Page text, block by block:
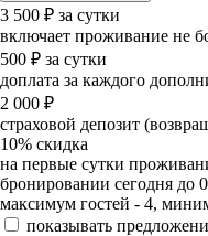
3 500 ₽ за сутки
включает проживание не
500 ₽ за сутки
доплата за каждого
2 000 ₽
страховой депозит
10% скидка
на первые сутки
бронировании сегодня до
максимум гостей - 4,
показывать